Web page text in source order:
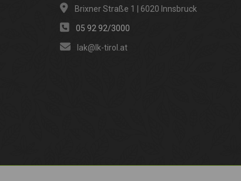
Brixner Straße 1 | 6020 Innsbruck
05 92 92/3000
lak@lk-tirol.at